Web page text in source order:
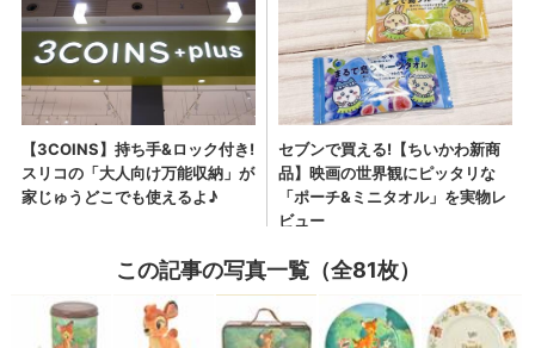
この記事の写真一覧（全81枚）